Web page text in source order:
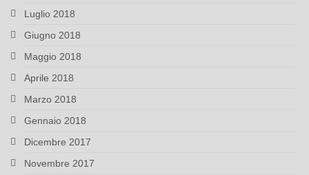
Luglio 2018
Giugno 2018
Maggio 2018
Aprile 2018
Marzo 2018
Gennaio 2018
Dicembre 2017
Novembre 2017